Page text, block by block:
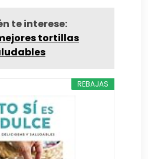
te interese:
tortillas
REBAJAS